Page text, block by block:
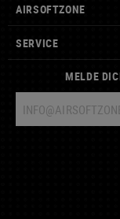
AIRSOFTZONE
SERVICE
MELDE